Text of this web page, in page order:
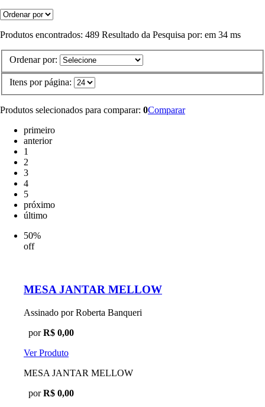
Produtos encontrados: 489 Resultado da Pesquisa por: em 34 ms
Ordenar por:
Itens por página:
Produtos selecionados para comparar: 0Comparar
primeiro
anterior
1
2
3
4
5
próximo
último
50%
off
MESA JANTAR MELLOW
Assinado por Roberta Banqueri
porR$ 0,00
Ver Produto
MESA JANTAR MELLOW
porR$ 0,00